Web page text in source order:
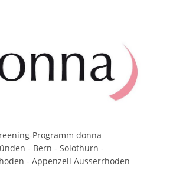
Programm donna
- Bern - Solothurn -
- Appenzell Ausserrhoden